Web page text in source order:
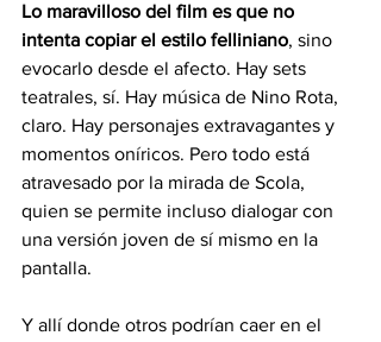
Lo maravilloso del film es que no
intenta copiar el estilo felliniano, sino
evocarlo desde el afecto. Hay sets
teatrales, sí. Hay música de Nino Rota,
claro. Hay personajes extravagantes y
momentos oníricos. Pero todo está
atravesado por la mirada de Scola,
quien se permite incluso dialogar con
una versión joven de sí mismo en la
pantalla.
Y allí donde otros podrían caer en el